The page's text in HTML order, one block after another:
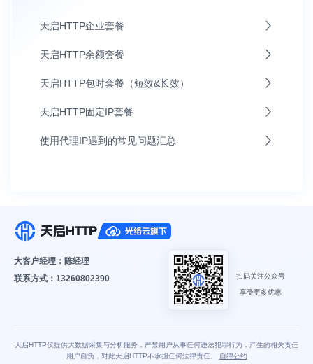
天启HTTP企业套餐
天启HTTP余额套餐
天启HTTP包时套餐（短效&长效）
天启HTTP固定IP套餐
使用代理IP遇到的常见问题汇总
大客户经理：陈经理
联系方式：13260802390
扫码关注公众号
享受更多优惠
天启HTTP仅提供大数据采集与分析服务，严禁用户从事任何违法犯罪行为，产生的相关责任
用户自负，对此天启HTTP不承担任何法律责任。
自律公约